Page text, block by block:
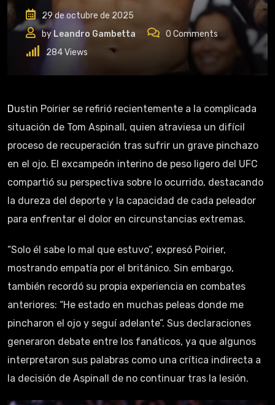
29 de octubre de 2025
by Leandro Gambetta 0 Comments
284Views
Dustin Poirier se refirió recientemente a la complicada
situación de Tom Aspinall, quien atraviesa un difícil
proceso de recuperación tras sufrir un grave pinchazo
en el ojo. El excampeón interino de peso ligero del UFC
compartió su perspectiva sobre lo ocurrido, destacando
la dureza del deporte y la capacidad de cada peleador
para enfrentar el dolor en circunstancias extremas.
“Solo él sabe lo mal que estuvo”, expresó Poirier,
mostrando empatía por el británico. Sin embargo,
también recordó su propia experiencia en combates
anteriores: “He estado en muchas peleas donde me
pincharon el ojo y seguí adelante”. Sus declaraciones
generaron debate entre los fanáticos, ya que algunos
interpretaron sus palabras como una crítica indirecta a
la decisión de Aspinall de no continuar tras la lesión.